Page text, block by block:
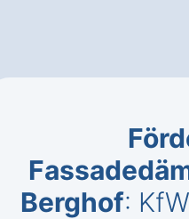
Berghof: